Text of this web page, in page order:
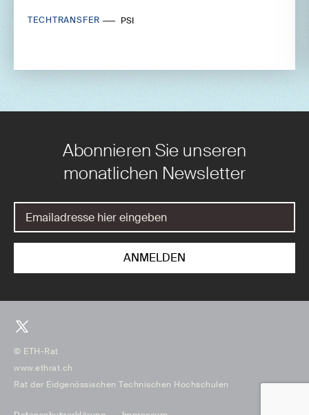
TECHTRANSFER PSI
Abonnieren Sie unseren
monatlichen Newsletter
© ETH-Rat
www.ethrat.ch
Rat der Eidgenössischen Technischen Hochschulen